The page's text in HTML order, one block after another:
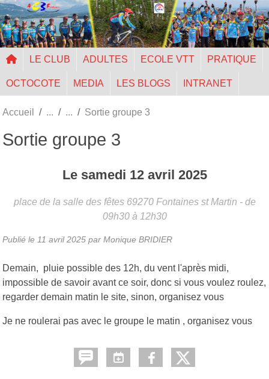
LE CLUB ADULTES ECOLE VTT PRATIQUE
OCTOCOTE MEDIA LES BLOGS INTRANET
Accueil Sortie groupe 3
Sortie groupe 3
Le samedi 12 avril 2025
place de la salle des fêtes 69270 Fontaines st Martin - de
09h30 à 12h30
Publié le 11 avril 2025 par Monique BRIDIER
Demain, pluie possible des 12h, du vent l'après midi,
impossible de savoir avant ce soir, donc si vous voulez roulez,
regarder demain matin le site, sinon, organisez vous
Je ne roulerai pas avec le groupe le matin , organisez vous
Panneau de gestion des cookies